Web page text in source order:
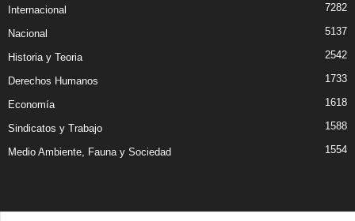
Internacional 7282
Nacional 5137
Historia y Teoria 2542
Derechos Humanos 1733
Economía 1618
Sindicatos y Trabajo 1588
Medio Ambiente, Fauna y Sociedad 1554